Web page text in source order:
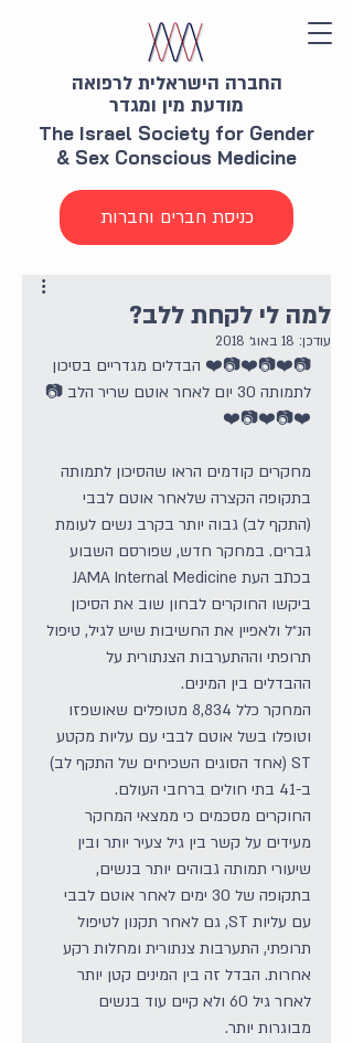
החברה הישראלית לרפואה
מודעת מין ומגדר
The Israel Society for Gender
& Sex Conscious Medicine
כניסת חברים וחברות
למה לי לקחת ללב?
עודכן: 18 באוג׳ 2018
📷❤️📷❤️📷❤️ הבדלים מגדריים בסיכון
לתמותה 30 יום לאחר אוטם שריר הלב 📷
❤️📷❤️📷❤️
מחקרים קודמים הראו שהסיכון לתמותה
בתקופה הקצרה שלאחר אוטם לבבי
(התקף לב) גבוה יותר בקרב נשים לעומת
גברים. במחקר חדש, שפורסם השבוע
ביקשו החוקרים לבחון שוב את הסיכון
הנ״ל ולאפיין את החשיבות שיש לגיל, טיפול
תרופתי וההתערבות הצנתורית על
ההבדלים בין המינים.
המחקר כלל 8,834 מטופלים שאושפזו
וטופלו בשל אוטם לבבי עם עליות מקטע
ST (אחד הסוגים השכיחים של התקף לב)
ב-41 בתי חולים ברחבי העולם.
החוקרים מסכמים כי ממצאי המחקר
מעידים על קשר בין גיל צעיר יותר ובין
שיעורי תמותה גבוהים יותר בנשים,
בתקופה של 30 ימים לאחר אוטם לבבי
עם עליות ST, גם לאחר תקנון לטיפול
תרופתי, התערבות צנתורית ומחלות רקע
אחרות. הבדל זה בין המינים קטן יותר
לאחר גיל 60 ולא קיים עוד בנשים
מבוגרות יותר.